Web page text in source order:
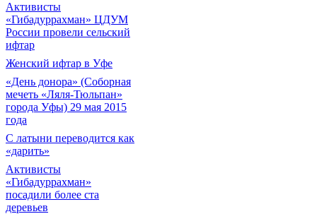
Активисты
«Гибадуррахман» ЦДУМ
России провели сельский
ифтар
Женский ифтар в Уфе
«День донора» (Соборная
мечеть «Ляля-Тюльпан»
города Уфы) 29 мая 2015
года
С латыни переводится как
«дарить»
Активисты
«Гибадуррахман»
посадили более ста
деревьев